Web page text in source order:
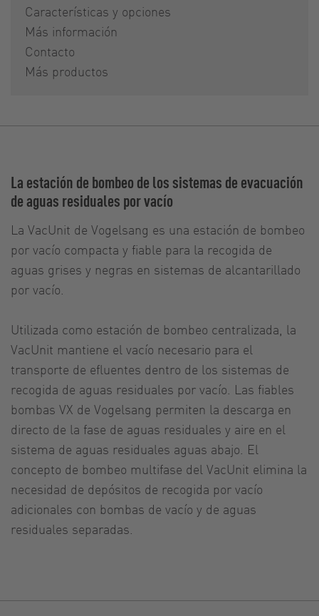
Características y opciones
Más información
Contacto
Más productos
La estación de bombeo de los sistemas de evacuación
de aguas residuales por vacío
La VacUnit de Vogelsang es una estación de bombeo
por vacío compacta y fiable para la recogida de
aguas grises y negras en sistemas de alcantarillado
por vacío.
Utilizada como estación de bombeo centralizada, la
VacUnit mantiene el vacío necesario para el
transporte de efluentes dentro de los sistemas de
recogida de aguas residuales por vacío. Las fiables
bombas VX de Vogelsang permiten la descarga en
directo de la fase de aguas residuales y aire en el
sistema de aguas residuales aguas abajo. El
concepto de bombeo multifase del VacUnit elimina la
necesidad de depósitos de recogida por vacío
adicionales con bombas de vacío y de aguas
residuales separadas.